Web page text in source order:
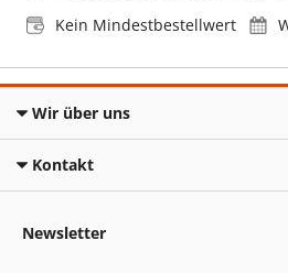
Kein Mindestbestellwert
Wir über uns
Kontakt
Newsletter